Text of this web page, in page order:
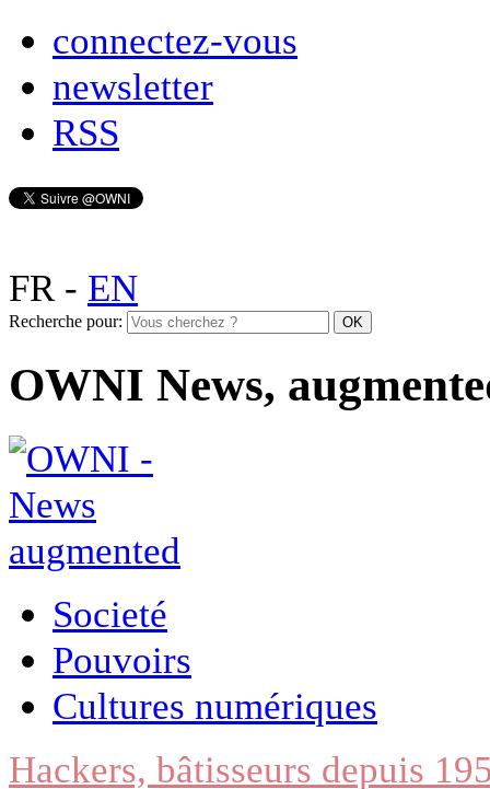
connectez-vous
newsletter
RSS
FR- EN
Recherche pour:
OWNI News,
Societé
Pouvoirs
Cultures numériques
Hackers, bâtisseurs depuis